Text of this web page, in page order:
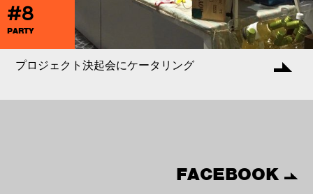
#8
PARTY
プロジェクト決起会にケータリング
FACEBOOK